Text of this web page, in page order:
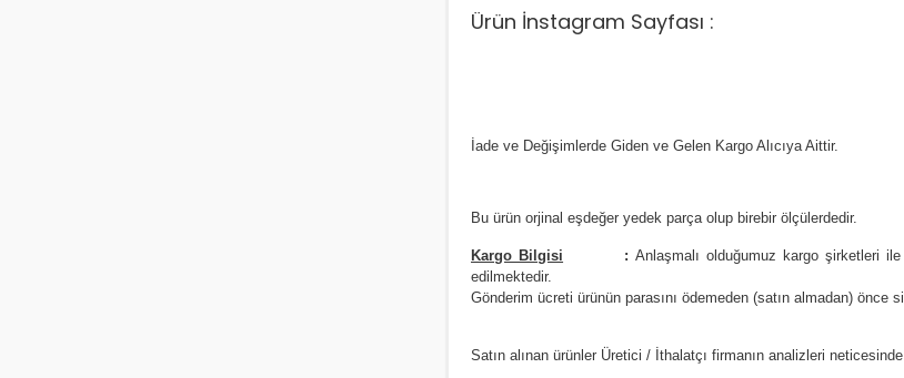
Ürün İnstagram Sayfası :
İade ve Değişimlerde Giden ve Gelen Kargo Alıcıya Aittir.
Bu ürün orjinal eşdeğer yedek parça olup birebir ölçülerdedir.
Kargo Bilgisi : Anlaşmalı olduğumuz kargo şirketleri ile
edilmektedir.
Gönderim ücreti ürünün parasını ödemeden (satın almadan) önce
Satın alınan ürünler Üretici / İthalatçı firmanın analizleri neticesinde